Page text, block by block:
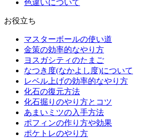
色違いについて
お役立ち
マスターボールの使い道
金策の効率的なやり方
ヨスガシティのたまご
なつき度(なかよし度)について
レベル上げの効率的なやり方
化石の復元方法
化石掘りのやり方とコツ
あまいミツの入手方法
ポフィンの作り方や効果
ポケトレのやり方